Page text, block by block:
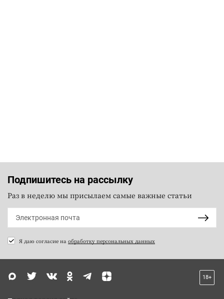
Подпишитесь на рассылку
Раз в неделю мы присылаем самые важные статьи
Я даю согласие на обработку персональных данных
18+